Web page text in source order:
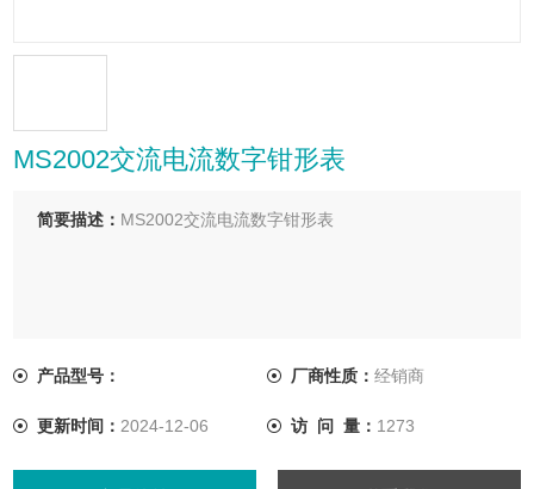
MS2002交流电流数字钳形表
简要描述： MS2002交流电流数字钳形表
产品型号： 厂商性质： 经销商
更新时间： 2024-12-06 访 问 量： 1273